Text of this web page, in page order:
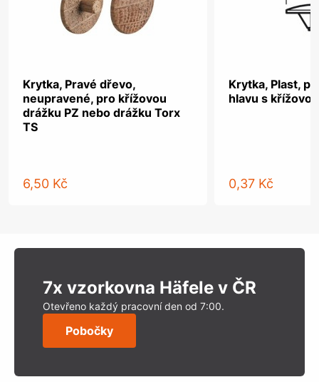
Krytka, Pravé dřevo,
neupravené, pro křížovou
drážku PZ nebo drážku Torx
TS
6,50 Kč
Krytka, Plast,
hlavu s
0,37 Kč
7x vzorkovna Häfele v ČR
Otevřeno každý pracovní den od 7:00.
Pobočky